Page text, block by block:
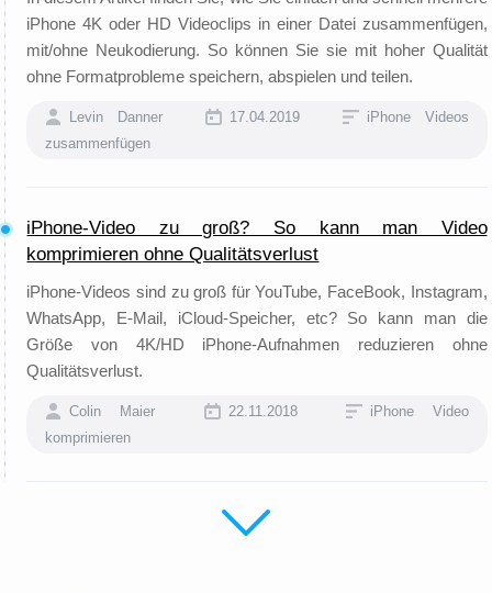
iPhone 4K oder HD Videoclips in einer Datei zusammenfügen,
mit/ohne Neukodierung. So können Sie sie mit hoher Qualität
ohne Formatprobleme speichern, abspielen und teilen.
Levin Danner 17.04.2019
iPhone Videos
zusammenfügen
iPhone-Video zu groß? So kann man Video
komprimieren ohne Qualitätsverlust
iPhone-Videos sind zu groß für YouTube, FaceBook, Instagram,
WhatsApp, E-Mail, iCloud-Speicher, etc? So kann man die
Größe von 4K/HD iPhone-Aufnahmen reduzieren ohne
Qualitätsverlust.
Colin Maier 22.11.2018
iPhone Video
komprimieren